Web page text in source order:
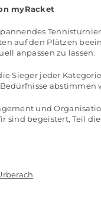
myRacket
auf den Plätzen
anpassenzu lassen.
Sieger jeder
abstimmen
und
sind begeistert, Teil